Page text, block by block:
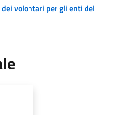
volontari per gli enti del